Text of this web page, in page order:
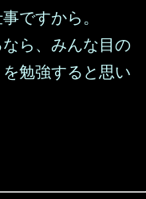
ですから。
ら、みんな目の
勉強すると思い